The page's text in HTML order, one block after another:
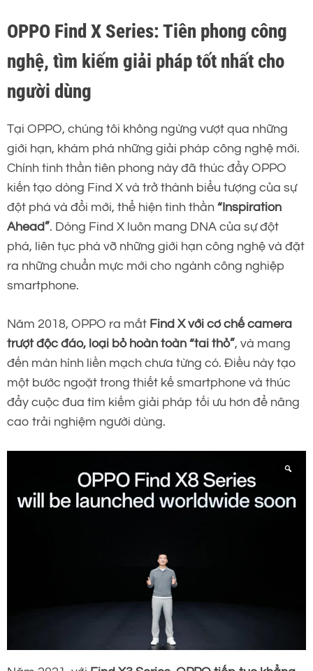
OPPO Find X Series: Tiên phong công
nghệ, tìm kiếm giải pháp tốt nhất cho
người dùng
Tại OPPO, chúng tôi không ngừng vượt qua những
giới hạn, khám phá những giải pháp công nghệ mới.
Chính tinh thần tiên phong này đã thúc đẩy OPPO
kiến tạo dòng Find X và trở thành biểu tượng của sự
đột phá và đổi mới, thể hiện tinh thần “Inspiration
Ahead”. Dòng Find X luôn mang DNA của sự đột
phá, liên tục phá vỡ những giới hạn công nghệ và đặt
ra những chuẩn mực mới cho ngành công nghiệp
smartphone.
Năm 2018, OPPO ra mắt Find X với cơ chế camera
trượt độc đáo, loại bỏ hoàn toàn “tai thỏ”, và mang
đến màn hình liền mạch chưa từng có. Điều này tạo
một bước ngoặt trong thiết kế smartphone và thúc
đẩy cuộc đua tìm kiếm giải pháp tối ưu hơn để nâng
cao trải nghiệm người dùng.